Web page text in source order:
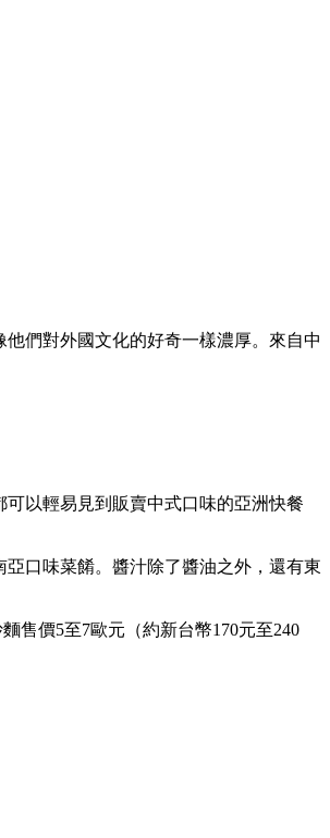
們對外國文化的好奇一樣濃厚。來自中
以輕易見到販賣中式口味的亞洲快餐
口味菜餚。醬汁除了醬油之外，還有東
售價5至7歐元（約新台幣170元至240